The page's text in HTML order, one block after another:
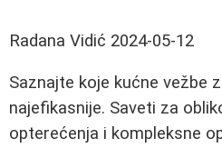
Radana Vidić 2024-05-12
Saznajte koje kućne vežbe
najefikasnije. Saveti za
opterećenja i kompleksne